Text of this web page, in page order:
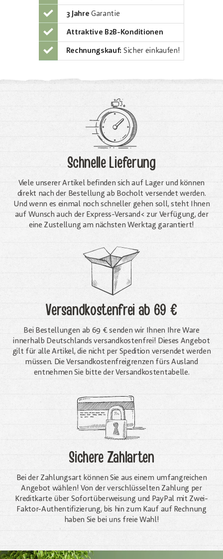
3 Jahre Garantie
Attraktive B2B-Konditionen
Rechnungskauf: Sicher einkaufen!
Schnelle Lieferung
Viele unserer Artikel befinden sich auf Lager und können
direkt nach der Bestellung ab Bocholt versendet werden.
Und wenn es einmal noch schneller gehen soll, steht Ihnen
auf Wunsch auch der Express-Versand< zur Verfügung, der
eine Zustellung am nächsten Werktag garantiert!
Versandkostenfreiab 69 €
Bei Bestellungen ab 69 € senden wir Ihnen Ihre Ware
innerhalb Deutschlands versandkostenfrei! Dieses Angebot
gilt für alle Artikel, die nicht per Spedition versendet werden
müssen. Die Versandkosten­freigrenzen fürs Ausland
entnehmen Sie bitte der Versandkostentabelle.
Sichere Zahlarten
Bei der Zahlungsart können Sie aus einem umfangreichen
Angebot wählen! Von der verschlüsselten Zahlung per
Kreditkarte über Sofortüberweisung und PayPal mit Zwei-
Faktor-Authentifizierung, bis hin zum Kauf auf Rechnung
haben Sie bei uns freie Wahl!